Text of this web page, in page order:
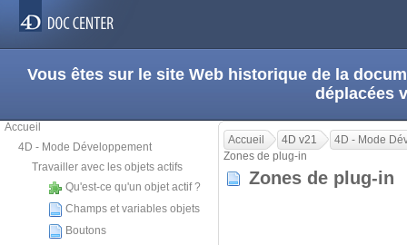
Vous êtes sur le site Web historique de la
déplacées
Accueil
4D - Mode Développement
Travailler avec les objets actifs
Qu'est-ce qu'un objet actif ?
Champs et variables objets
Boutons
Accueil 4D v21
4D - Mode
Zones de plug-in
Zones de plug-in